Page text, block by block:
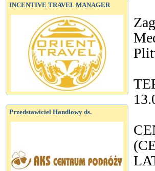
INCENTIVE TRAVEL MANAGER
Przedstawiciel Handlowy ds.